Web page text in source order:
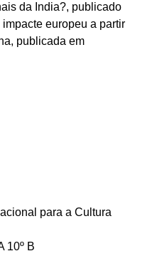
da India?, publicado
europeu a partir
publicada em
para a Cultura
10º B